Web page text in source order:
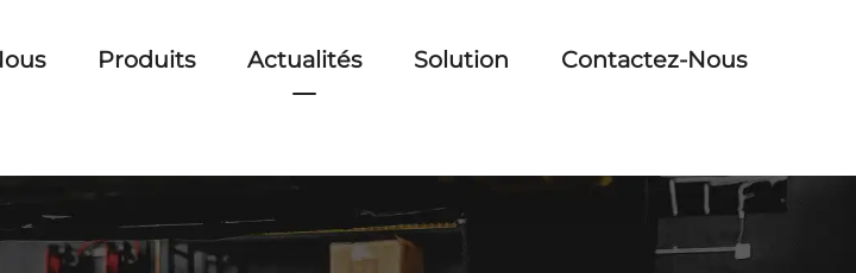
Produits Actualités Solution Contactez-Nous